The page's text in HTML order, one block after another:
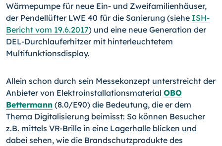
Wärmepumpe für neue Ein- und Zweifamilienhäuser,
der Pendellüfter LWE 40 für die Sanierung (siehe ISH-
Bericht vom 19.6.2017) und eine neue Generation der
DEL-Durchlauferhitzer mit hinterleuchtetem
Multifunktionsdisplay.
Allein schon durch sein Messekonzept unterstreicht der
Anbieter von Elektroinstallationsmaterial OBO
Bettermann (8.0/E90) die Bedeutung, die er dem
Thema Digitalisierung beimisst: So können Besucher
z.B. mittels VR-Brille in eine Lagerhalle blicken und
dabei sehen, wie die Brandschutzprodukte des